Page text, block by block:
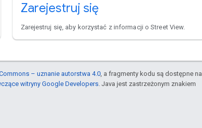
Zarejestruj się
Zarejestruj się, aby korzystać z informacji o Street View.
– uznanie autorstwa 4.0, a fragmenty kodu są dostępne na
witryny Google Developers. Java jest zastrzeżonym znakiem